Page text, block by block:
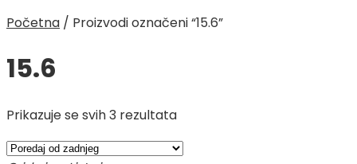
Početna / Proizvodi označeni “15.6”
15.6
Prikazuje se svih 3 rezultataPoredano
najnovijem